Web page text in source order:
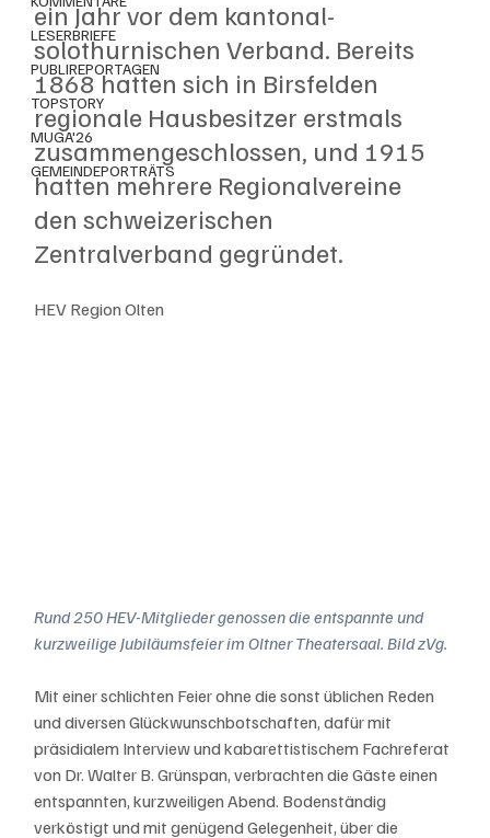
LESERBRIEFE
PUBLIREPORTAGEN
TOPSTORY
MUGA'26
GEMEINDEPORTRÄTS
ein Jahr vor dem kantonal-
solothurnischen Verband. Bereits
1868 hatten sich in Birsfelden
regionale Hausbesitzer erstmals
zusammengeschlossen, und 1915
hatten mehrere Regionalvereine
den schweizerischen
Zentralverband gegründet.
HEV Region Olten
Rund 250 HEV-Mitglieder genossen die entspannte und
kurzweilige Jubiläumsfeier im Oltner Theatersaal. Bild zVg.
Mit einer schlichten Feier ohne die sonst üblichen Reden
und diversen Glückwunschbotschaften, dafür mit
präsidialem Interview und kabarettistischem Fachreferat
von Dr. Walter B. Grünspan, verbrachten die Gäste einen
entspannten, kurzweiligen Abend. Bodenständig
verköstigt und mit genügend Gelegenheit, über die